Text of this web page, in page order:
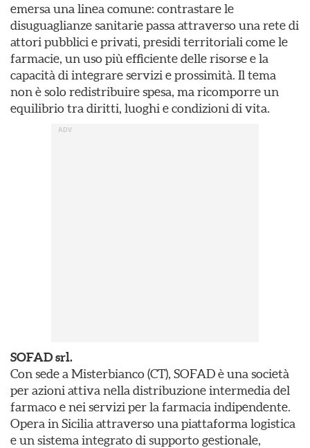
emersa una linea comune: contrastare le
disuguaglianze sanitarie passa attraverso una rete di
attori pubblici e privati, presidi territoriali come le
farmacie, un uso più efficiente delle risorse e la
capacità di integrare servizi e prossimità. Il tema
non è solo redistribuire spesa, ma ricomporre un
equilibrio tra diritti, luoghi e condizioni di vita.
SOFAD srl.
Con sede a Misterbianco (CT), SOFAD è una società
per azioni attiva nella distribuzione intermedia del
farmaco e nei servizi per la farmacia indipendente.
Opera in Sicilia attraverso una piattaforma logistica
e un sistema integrato di supporto gestionale,